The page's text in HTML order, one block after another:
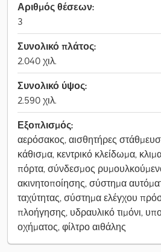
Αριθμός θέσεων:
3
Συνολικό πλάτος:
2.040 χιλ.
Συνολικό ύψος:
2.590 χιλ.
Εξοπλισμός:
αερόσακος, αισθητήρες
κάθισμα, κεντρικό κλείδωμα,
πόρτα, σύνδεσμος
ακινητοποίησης, σύστημα
ταχύτητας, σύστημα ελέγχου
πλοήγησης, υδραυλικό τιμόνι,
οχήματος, φίλτρο αιθάλης